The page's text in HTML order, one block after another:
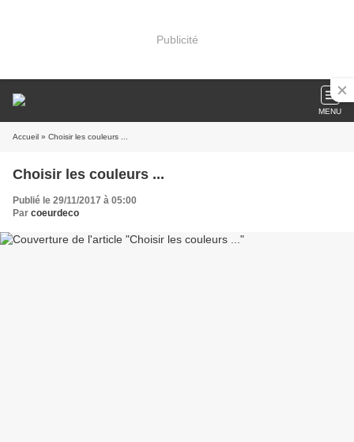
Publicité
MENU
Accueil » Choisir les couleurs ...
Choisir les couleurs ...
Publié le 29/11/2017 à 05:00
Par coeurdeco